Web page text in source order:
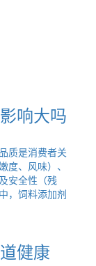
响大吗
质是消费者关
、风味）、
安全性（残
，饲料添加剂
健康